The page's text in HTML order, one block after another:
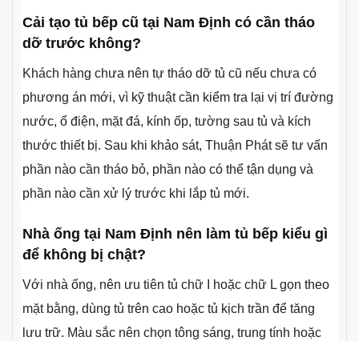
Cải tạo tủ bếp cũ tại Nam Định có cần tháo
dỡ trước không?
Khách hàng chưa nên tự tháo dỡ tủ cũ nếu chưa có
phương án mới, vì kỹ thuật cần kiểm tra lại vị trí đường
nước, ổ điện, mặt đá, kính ốp, tường sau tủ và kích
thước thiết bị. Sau khi khảo sát, Thuận Phát sẽ tư vấn
phần nào cần tháo bỏ, phần nào có thể tận dụng và
phần nào cần xử lý trước khi lắp tủ mới.
Nhà ống tại Nam Định nên làm tủ bếp kiểu gì
để không bị chật?
Với nhà ống, nên ưu tiên tủ chữ I hoặc chữ L gọn theo
mặt bằng, dùng tủ trên cao hoặc tủ kịch trần để tăng
lưu trữ. Màu sắc nên chọn tông sáng, trung tính hoặc